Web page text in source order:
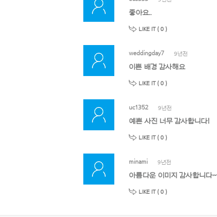
좋아요..
LIKE IT ( 0 )
weddingday7 9년전
이쁜 배경 감사해요
LIKE IT ( 0 )
uc1352 9년전
예쁜 사진 너무 감사합니다!
LIKE IT ( 0 )
minami 9년전
아름다운 이미지 감사합니다
LIKE IT ( 0 )